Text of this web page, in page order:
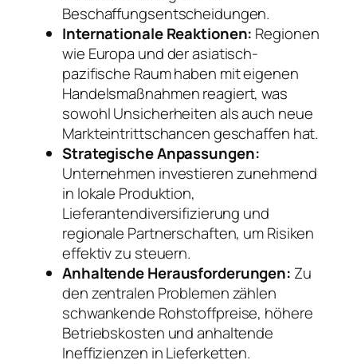
Beschaffungsentscheidungen.
Internationale Reaktionen: Regionen
wie Europa und der asiatisch-
pazifische Raum haben mit eigenen
Handelsmaßnahmen reagiert, was
sowohl Unsicherheiten als auch neue
Markteintrittschancen geschaffen hat.
Strategische Anpassungen:
Unternehmen investieren zunehmend
in lokale Produktion,
Lieferantendiversifizierung und
regionale Partnerschaften, um Risiken
effektiv zu steuern.
Anhaltende Herausforderungen: Zu
den zentralen Problemen zählen
schwankende Rohstoffpreise, höhere
Betriebskosten und anhaltende
Ineffizienzen in Lieferketten.